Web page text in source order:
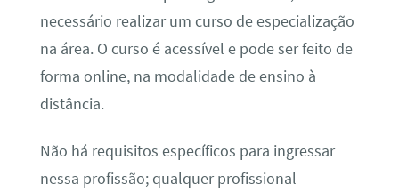
necessário realizar um curso de especialização
na área. O curso é acessível e pode ser feito de
forma online, na modalidade de ensino à
distância.
Não há requisitos específicos para ingressar
nessa profissão; qualquer profissional